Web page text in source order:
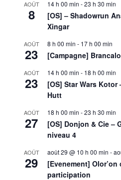
AOÛT
8
14 h 00 min -23 h 30 min
[OS] – Shadowrun
Xingar
AOÛT
23
8 h 00 min - 17 h 00 min
[Campagne]
AOÛT
23
14 h 00 min - 18 h 00 min
[OS] Star Wars Kotor
Hutt
AOÛT
27
18 h 00 min -23 h 30 min
[OS] Donjon & Cie –
niveau 4
AOÛT
29
août 29 @ 10 h 00 min -
[Evenement] Olor’on
participation